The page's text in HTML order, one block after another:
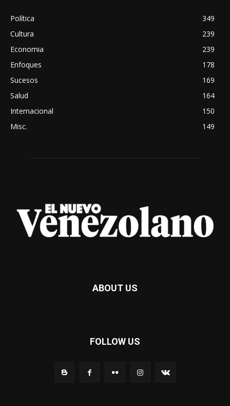
Política
349
Cultura
239
Economia
239
Enfoques
178
Sucesos
169
Salud
164
Internacional
150
Misc.
149
ABOUT US
FOLLOW US